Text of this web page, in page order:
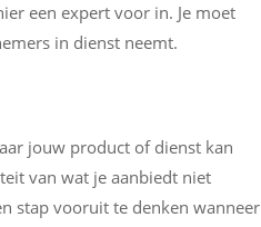
een expert voor in. Je moet
in dienst neemt.
jouw product of dienst kan
van wat je aanbiedt niet
stap vooruit te denken wanneer